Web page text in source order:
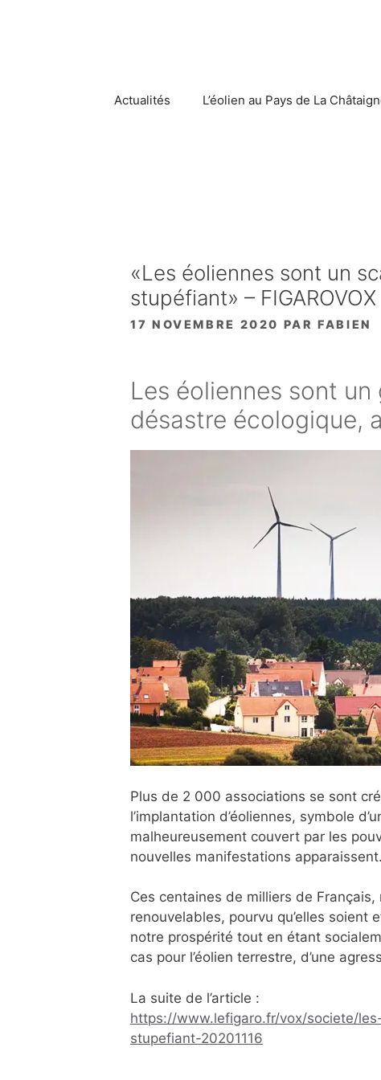
Actualités L’éolien au Pays de La
«Les éoliennes sont un
stupéfiant» – FIGAROVOX
17 NOVEMBRE 2020 PARFABIEN
Les éoliennes sont
désastre écologique,
Plus de 2 000 associations se sont
l’implantation d’éoliennes, symbole
malheureusement couvert par les
nouvelles manifestations apparaissent.
Ces centaines de milliers de
renouvelables, pourvu qu’elles soient
notre prospérité tout en étant
cas pour l’éolien terrestre, d’une
La suite de l’article :
https://www.lefigaro.fr/vox/societe/
stupefiant-20201116